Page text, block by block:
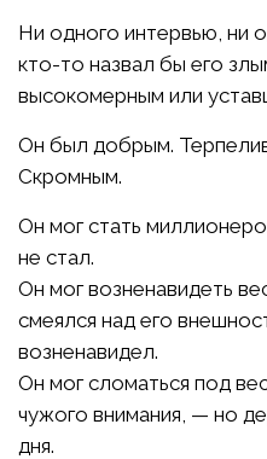
Ни одного интервью, ни
кто-то назвал бы его
высокомерным или
Он был добрым.
Скромным.
Он мог стать
не стал.
Он мог возненавидеть
смеялся над его
возненавидел.
Он мог сломаться под
чужого внимания, — но
дня.